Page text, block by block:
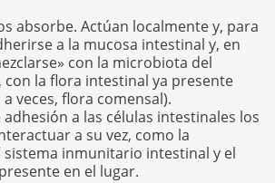
absorbe. Actúan localmente y, para
a la mucosa intestinal y, en
con la microbiota del
con la flora intestinal ya presente
veces, flora comensal).
adhesión a las células intestinales los
a su vez, como la
inmunitario intestinal y el
en el lugar.